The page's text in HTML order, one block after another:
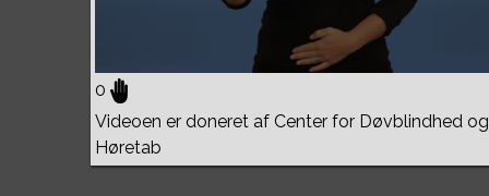
0
Videoen er doneret af Center for Døvblindhed og
Høretab